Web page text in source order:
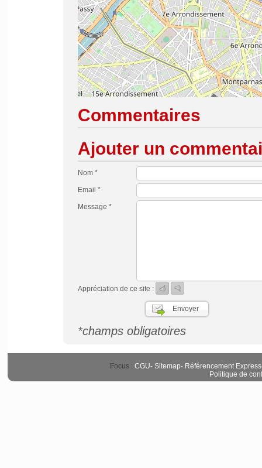
Commentaires
Ajouter un
Nom *
Email *
Message *
Appréciation de ce site :
*champs obligatoires
Focus : CGU- Sitemap- Référencement Express
Politique de